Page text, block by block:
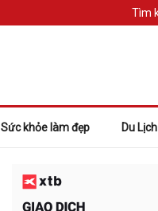
Sức khỏe làm đẹp Du Lịch